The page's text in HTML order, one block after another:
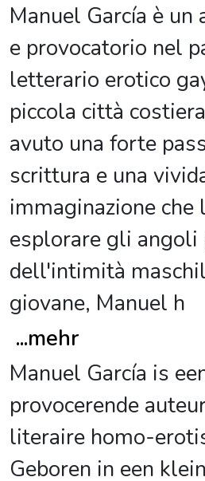
Manuel García è un
e provocatorio nel
letterario erotico
piccola città
avuto una forte
scrittura e una
immaginazione che
esplorare gli angoli
dell'intimità
giovane, Manuel h
...mehr
Manuel García is
provocerende
literaire homo-
Geboren in een